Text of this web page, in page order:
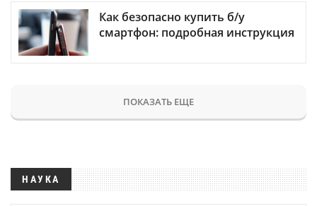
Как безопасно купить б/у
смартфон: подробная инструкция
ПОКАЗАТЬ ЕЩЕ
НАУКА